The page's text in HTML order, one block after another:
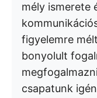
mély ismerete
figyelemre
bonyolult
csapatunk